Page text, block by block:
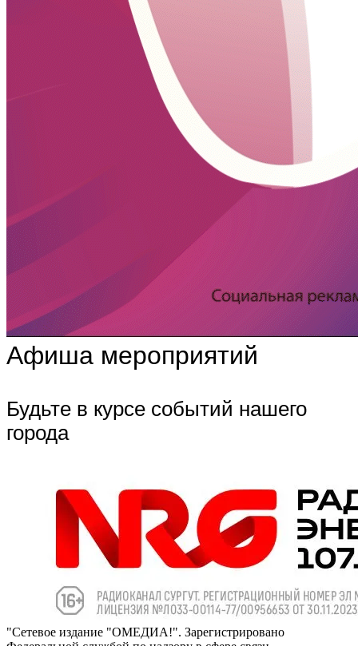
Афиша мероприятий
Будьте в курсе событий нашего
города
"Сетевое издание "ОМЕДИА!". Зарегистрировано